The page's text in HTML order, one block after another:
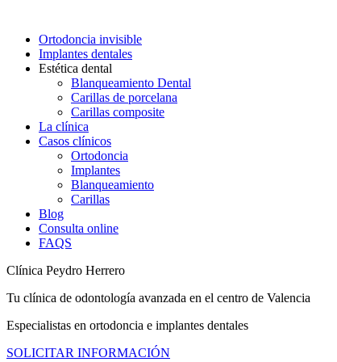
Ortodoncia invisible
Implantes dentales
Estética dental
Blanqueamiento Dental
Carillas de porcelana
Carillas composite
La clínica
Casos clínicos
Ortodoncia
Implantes
Blanqueamiento
Carillas
Blog
Consulta online
FAQS
Clínica Peydro Herrero
Tu clínica de odontología avanzada en el centro de Valencia
Especialistas en ortodoncia e implantes dentales
SOLICITAR INFORMACIÓN